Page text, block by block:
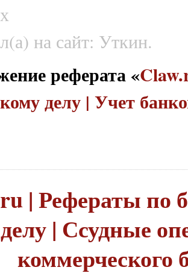
на сайт: Уткин.
реферата «
делу | Учет
| Рефераты по
делу | Ссудные
коммерческого